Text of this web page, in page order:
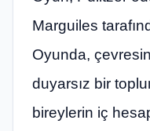
Marguiles
Oyunda,
duyarsız bir
bireylerin iç